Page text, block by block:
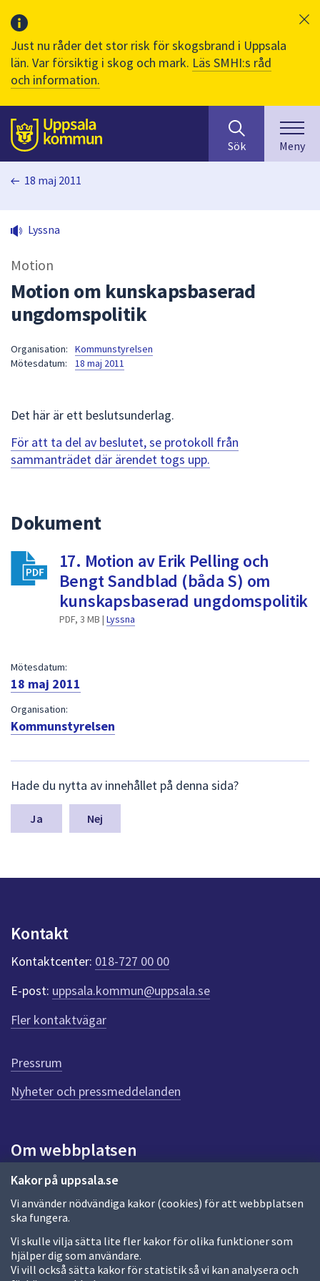
Just nu råder det stor risk för skogsbrand i Uppsala
län. Var försiktig i skog och mark. Läs SMHI:s råd
och information.
Till sidans
huvudinnehåll
efter
innehåll
på
sökfältet
kommer
för
att
navigera
för
att
välja
något
Sök Meny
Kakor på uppsala.se
Vi använder nödvändiga kakor (cookies) för att webbplatsen
ska fungera.
Vi skulle vilja sätta lite fler kakor för olika funktioner som
hjälper dig som användare.
Vi vill också sätta kakor för statistik så vi kan analysera och
18 maj 2011
Lyssna
Motion
Motion om kunskapsbaserad
ungdomspolitik
Organisation:
Kommunstyrelsen
Mötesdatum:
18 maj 2011
Det här är ett beslutsunderlag.
För att ta del av beslutet, se protokoll från
sammanträdet där ärendet togs upp.
Dokument
17. Motion av Erik Pelling och
Bengt Sandblad (båda S) om
kunskapsbaserad ungdomspolitik
PDF, 3 MB | Lyssna
Mötesdatum:
18 maj 2011
Organisation:
Kommunstyrelsen
ä
m
a
n
k
t
e
r
f
ö
r
e
n
n
a
d
a
Hade du nytta av innehållet på denna sida?
Nej
Kontakt
Kontaktcenter: 018-727 00 00
E-post: uppsala.kommun@uppsala.se
Fler kontaktvägar
Pressrum
Nyheter och pressmeddelanden
Om webbplatsen
Om webbplatsen
Allmänna handlingar och diarium
Behandling av personuppgifter
Kakor